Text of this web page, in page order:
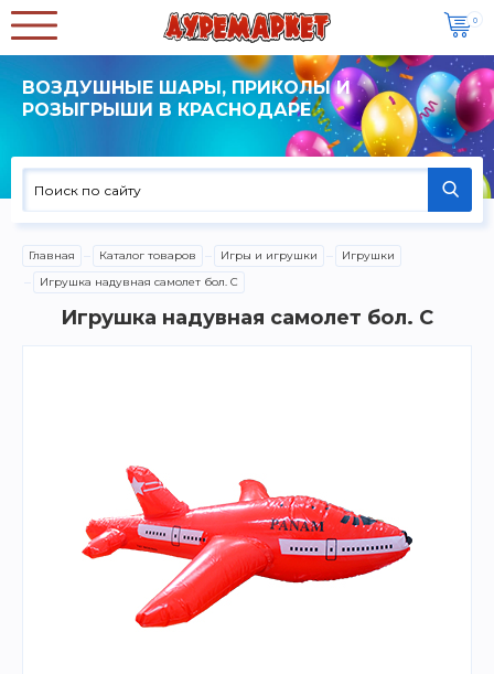
0
ВОЗДУШНЫЕ ШАРЫ, ПРИКОЛЫ И
РОЗЫГРЫШИ В КРАСНОДАРЕ
Главная Каталог товаров Игры и игрушки
Игрушки
Игрушка надувная самолет бол. С
Игрушка надувная самолет бол. С